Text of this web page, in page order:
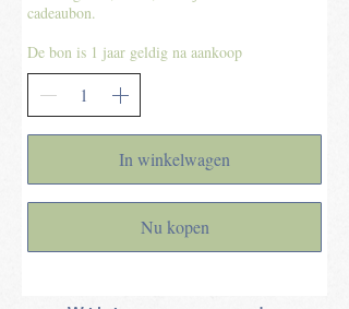
cadeaubon.
In winkelwagen
Nu kopen